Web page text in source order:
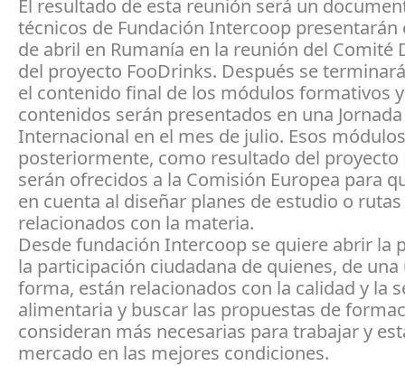
El resultado de esta reunión será un
técnicos de Fundación Intercoop presentarán
de abril en Rumanía en la reunión del Comité
del proyecto FooDrinks. Después se
el contenido final de los módulos formativos
contenidos serán presentados en una Jornada
Internacional en el mes de julio. Esos
posteriormente, como resultado del proyecto
serán ofrecidos a la Comisión Europea para
en cuenta al diseñar planes de estudio o
relacionados con la materia.
Desde fundación Intercoop se quiere abrir la
la participación ciudadana de quienes, de
forma, están relacionados con la calidad y la
alimentaria y buscar las propuestas de
consideran más necesarias para trabajar y
mercado en las mejores condiciones.